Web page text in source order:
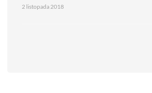
2 listopada 2018